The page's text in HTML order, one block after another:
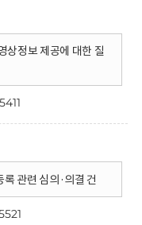
상정보 제공에 대한 질
관련 심의·의결 건